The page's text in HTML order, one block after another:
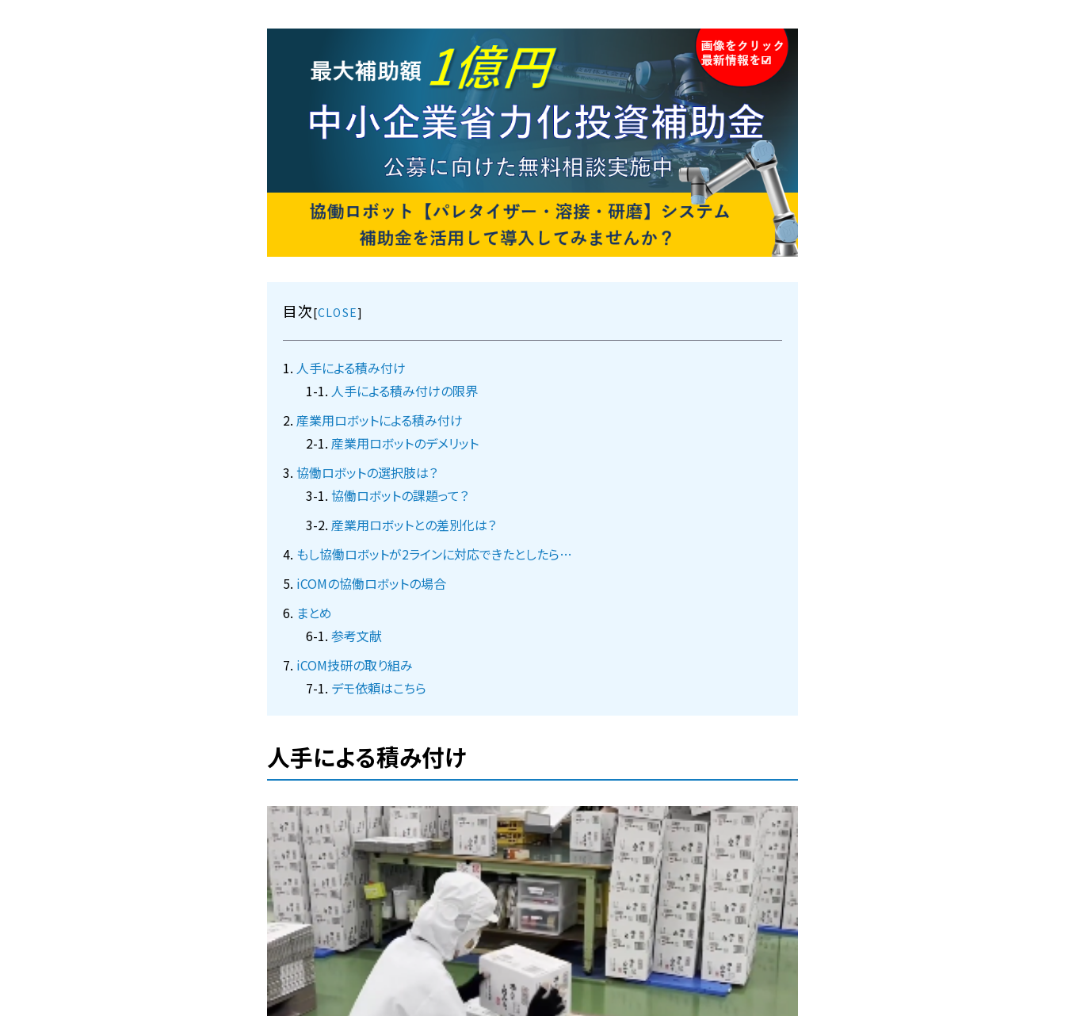
目次[ ]
人手による積み付け
人手による積み付けの限界
産業用ロボットによる積み付け
産業用ロボットのデメリット
協働ロボットの選択肢は？
協働ロボットの課題って？
産業用ロボットとの差別化は？
もし協働ロボットが2ラインに対応できたとしたら…
iCOMの協働ロボットの場合
まとめ
参考文献
iCOM技研の取り組み
デモ依頼はこちら
人手による積み付け